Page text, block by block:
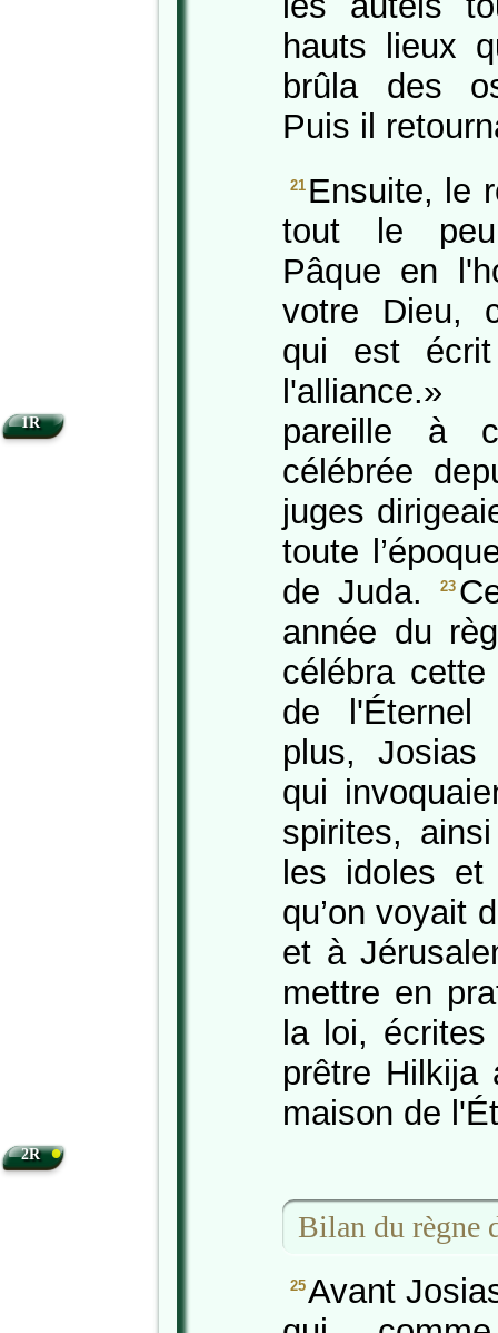
hauts lieux
brûla des
Puis il
21 Ensuite, le
tout le
Pâque en
votre Dieu,
qui est
pareille à
célébrée
juges
toute
de Juda.23
année du
célébra
de
plus, Josias
qui
spirites,
les idoles
qu’on voyait
et à
mettre en
la loi,
prêtre Hilkija
maison de
Bilan du règne
25Avant
1R
2R •